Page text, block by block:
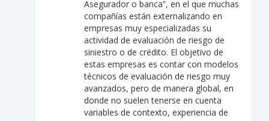
Asegurador o banca”, en el que muchas
compañías están externalizando en
empresas muy especializadas su
actividad de evaluación de riesgo de
siniestro o de crédito. El objetivo de
estas empresas es contar con modelos
técnicos de evaluación de riesgo muy
avanzados, pero de manera global, en
donde no suelen tenerse en cuenta
variables de contexto, experiencia de